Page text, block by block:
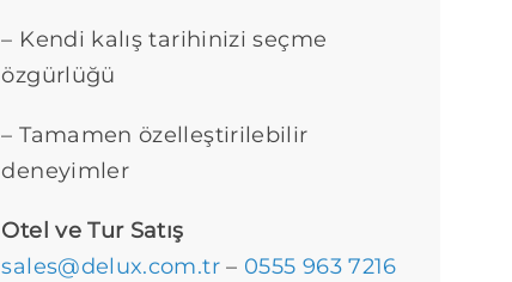
– Kendi kalış tarihinizi seçme
özgürlüğü
– Tamamen özelleştirilebilir
deneyimler
Otel ve Tur Satış
sales@delux.com.tr– 0555 963 7216